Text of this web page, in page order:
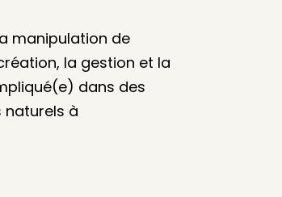
manipulation de
la gestion et la
dans des
à